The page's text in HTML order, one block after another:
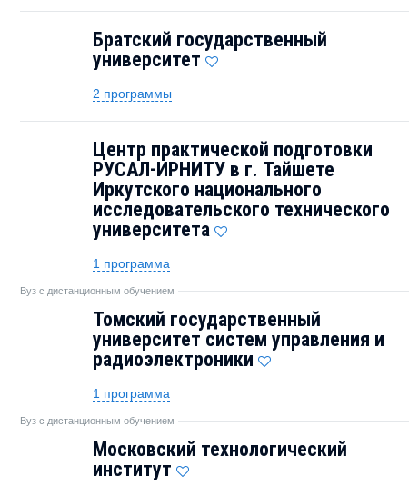
Братский государственный
университет
2 программы
Центр практической подготовки
РУСАЛ-ИРНИТУ в г. Тайшете
Иркутского национального
исследовательского технического
университета
1 программа
Вуз с дистанционным обучением
Томский государственный
университет систем управления и
радиоэлектроники
1 программа
Вуз с дистанционным обучением
Московский технологический
институт